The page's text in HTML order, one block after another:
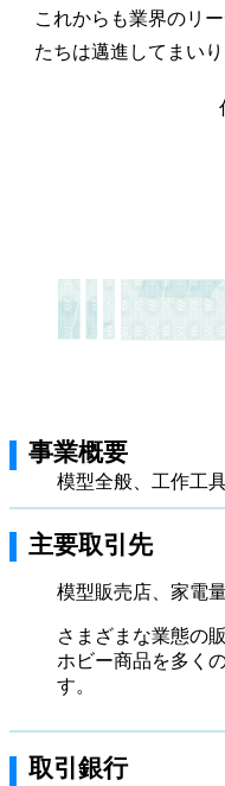
これからも業界のリ
たちは邁進してまいり
事業概要
模型全般、工作工
主要取引先
模型販売店、家電
さまざまな業態の
ホビー商品を多く
す。
取引銀行